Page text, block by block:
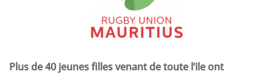
Plus de 40 jeunes filles venant de toute l’ile ont